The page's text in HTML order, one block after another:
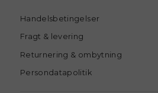
Handelsbetingelser
Fragt & levering
Returnering & ombytning
Persondatapolitik